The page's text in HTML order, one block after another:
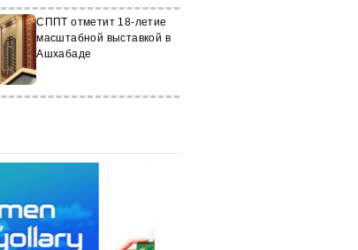
СППТ отметит 18-летие
масштабной выставкой в
Ашхабаде